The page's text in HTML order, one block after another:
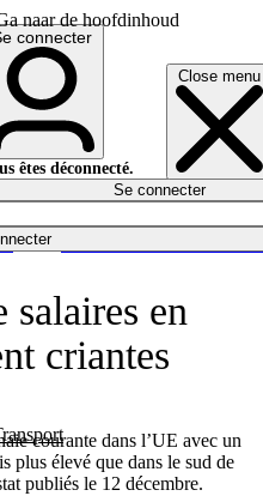
naar de hoofdinhoud
Close menu
connecter
êtes déconnecté.
Se connecter
salaires en
criantes
courante dans l’UE avec un
plus élevé que dans le sud de
publiés le 12 décembre.